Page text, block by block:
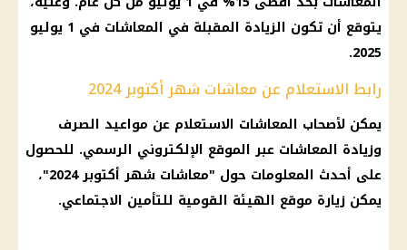
يتوقع أن تكون الزيادة المقبلة في المعاشات في 1 يوليو
2025.
رابط الاستعلام عن معاشات شهر أكتوبر 2024
يمكن لأصحاب المعاشات الاستعلام عن مواعيد الصرف
وزيادة المعاشات عبر الموقع الإلكتروني الرسمي. للحصول
على أحدث المعلومات حول "معاشات شهر أكتوبر 2024"،
يمكن زيارة موقع الهيئة القومية للتأمين الاجتماعي.